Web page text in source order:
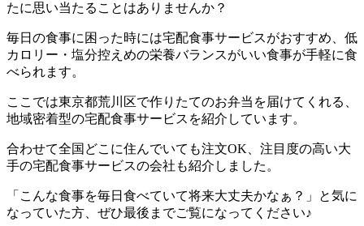
たに思い当たることはありませんか？
毎日の食事に困った時には宅配食事サービスがおすすめ、低
カロリー・塩分控えめの栄養バランスがいい食事が手軽に食
べられます。
ここでは東京都荒川区で作りたてのお弁当を届けてくれる、
地域密着型の宅配食事サービスを紹介しています。
合わせて全国どこに住んでいても注文OK、注目度の高い大
手の宅配食事サービスの会社も紹介 しました。
「こんな食事を毎日食べていて将来大丈夫かなぁ？」と気に
なっていた方、ぜひ最後までご覧になってください♪